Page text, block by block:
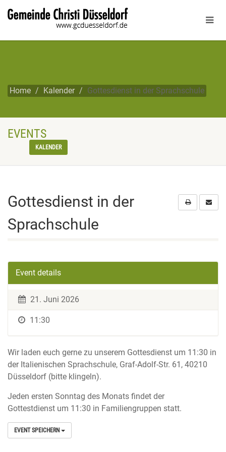
Home Kalender Gottesdienst in der Sprachschule
EVENTS
KALENDER
Gottesdienst in der
Sprachschule
Event details
21. Juni 2026
11:30
Wir laden euch gerne zu unserem Gottesdienst um 11:30 in
der Italienischen Sprachschule, Graf-Adolf-Str. 61, 40210
Düsseldorf (bitte klingeln).
Jeden ersten Sonntag des Monats findet der
Gottestdienst um 11:30 in Familiengruppen statt.
EVENT SPEICHERN